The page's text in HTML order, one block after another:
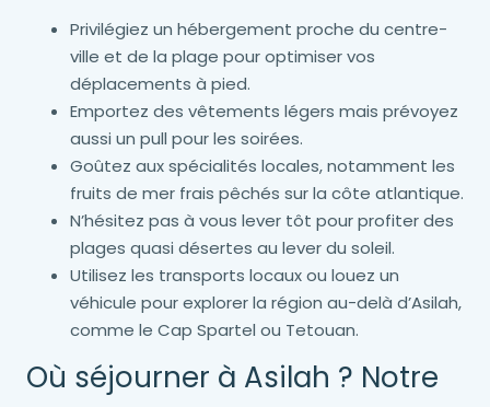
Privilégiez un hébergement proche du centre-
ville et de la plage pour optimiser vos
déplacements à pied.
Emportez des vêtements légers mais prévoyez
aussi un pull pour les soirées.
Goûtez aux spécialités locales, notamment les
fruits de mer frais pêchés sur la côte atlantique.
N’hésitez pas à vous lever tôt pour profiter des
plages quasi désertes au lever du soleil.
Utilisez les transports locaux ou louez un
véhicule pour explorer la région au-delà d’Asilah,
comme le Cap Spartel ou Tetouan.
Où séjourner à Asilah ? Notre